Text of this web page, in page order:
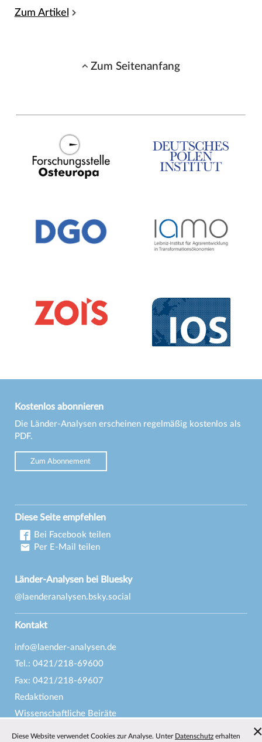
Zum Artikel
Zum Seitenanfang
Kostenlos abonnieren
Die Länder-Analysen erscheinen regelmäßig kostenlos als
PDF.
Zum Abonnement
Diese Seite empfehlen
Bei Facebook teilen
Per E-Mail teilen
Länder-Analysen bei Bluesky
@laenderanalysen.bsky.social
Kontakt
info@laender-analysen.de
Tel.: 0421/218-69600
Fax: 0421/218-69607
Redaktionen
Wissenschaftliche Beiräte
Diese Website verwendet Cookies zur Analyse. Unter Datenschutz erhalten